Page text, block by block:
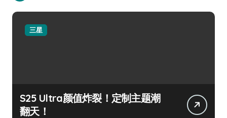
三星
S25 Ultra颜值炸裂！定制主题潮
翻天！